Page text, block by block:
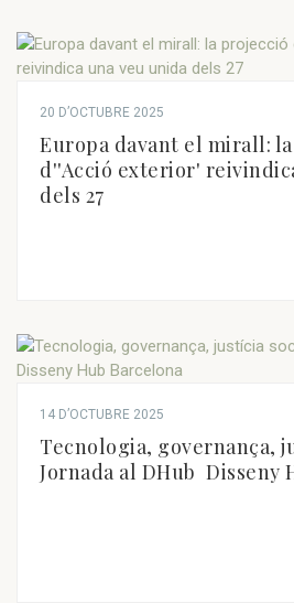
20 D’OCTUBRE 2025
Europa davant el mirall:
d''Acció exterior'
dels 27
14 D’OCTUBRE 2025
Tecnologia, governança,
Jornada al DHub  Disseny